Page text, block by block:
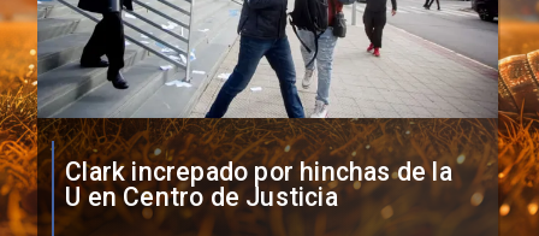
Vozinha firma contrato con Colo
Colo como nuevo arquero